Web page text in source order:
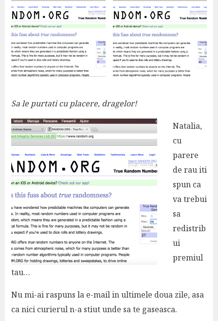
Sa le purtati cu placere, dragelor!
Natalia,
cu
parere
de rau iti
spun ca
va trebui
sa
redistrib
ui
premiul
tau…
Nu mi-ai raspuns la e-mail in ultimele doua zile, asa
ca nici curierul n-a stiut unde sa te gaseasca.